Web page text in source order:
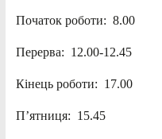
Початок роботи: 8.00
Перерва: 12.00-12.45
Кінець роботи: 17.00
П’ятниця: 15.45